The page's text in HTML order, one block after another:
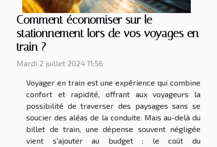
Comment économiser sur le
stationnement lors de vos voyages en
train ?
Mardi 2 juillet 2024 11:56
Voyager en train est une expérience qui combine
confort et rapidité, offrant aux voyageurs la
possibilité de traverser des paysages sans se
soucier des aléas de la conduite. Mais au-delà du
billet de train, une dépense souvent négligée
vient s'ajouter au budget : le coût du